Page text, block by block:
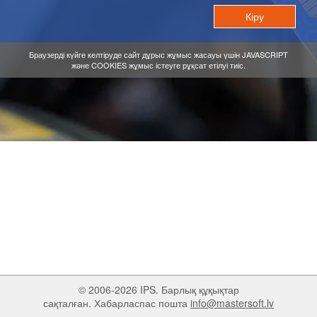
Браузерді күйге келтіруде сайт дұрыс жұмыс жасауы үшін JAVASCRIPT
және COOKIES жұмыс істеуге рұқсат етілуі тиіс.
© 2006-2026 IPS. Барлық құқықтар
сақталған. Хабарласпас пошта info@mastersoft.lv